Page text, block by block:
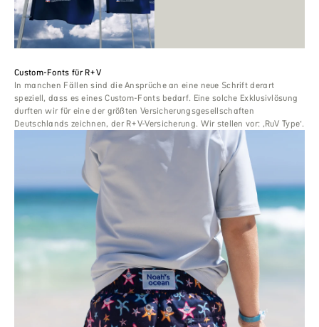
Custom-Fonts für R+V
In manchen Fällen sind die Ansprüche an eine neue Schrift derart
speziell, dass es eines Custom-Fonts bedarf. Eine solche Exklusivlösung
durften wir für eine der größten Versicherungsgesellschaften
Deutschlands zeichnen, der R+V-Versicherung. Wir stellen vor: ‚RuV Type‘.